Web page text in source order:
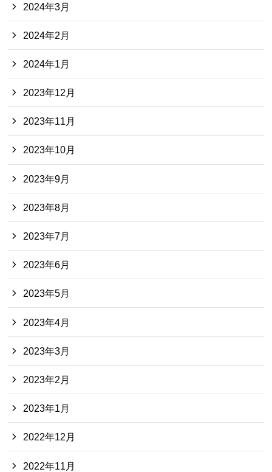
2024年3月
2024年2月
2024年1月
2023年12月
2023年11月
2023年10月
2023年9月
2023年8月
2023年7月
2023年6月
2023年5月
2023年4月
2023年3月
2023年2月
2023年1月
2022年12月
2022年11月